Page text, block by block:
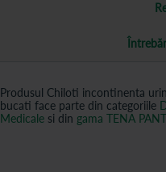
Produsul Chiloti incontinenta
bucati face parte din categoriile
Medicale si din gama TENA